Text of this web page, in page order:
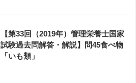
【第33回（2019年）管理栄養士国家
試験過去問解答・解説】問45食べ物
「いも類」